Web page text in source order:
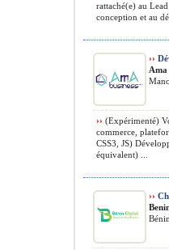
rattaché(e) au
conception et au
››
Ama
›› (Expérimenté)
commerce,
CSS3, JS)
équivalent) ...
››